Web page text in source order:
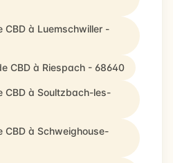
CBD à Luemschwiller -
CBD à Riespach - 68640
CBD à Soultzbach-les-
CBD à Schweighouse-